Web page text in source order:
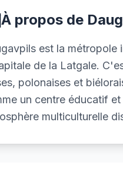
À propos de
est la métropole
de la Latgale.
polonaises et
un centre éducatif
multiculturelle